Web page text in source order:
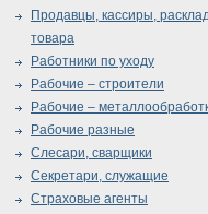
Продавцы, кассиры,
товара
Работники по уходу
Рабочие – строители
Рабочие –
Рабочие разные
Слесари, сварщики
Секретари, служащие
Страховые агенты